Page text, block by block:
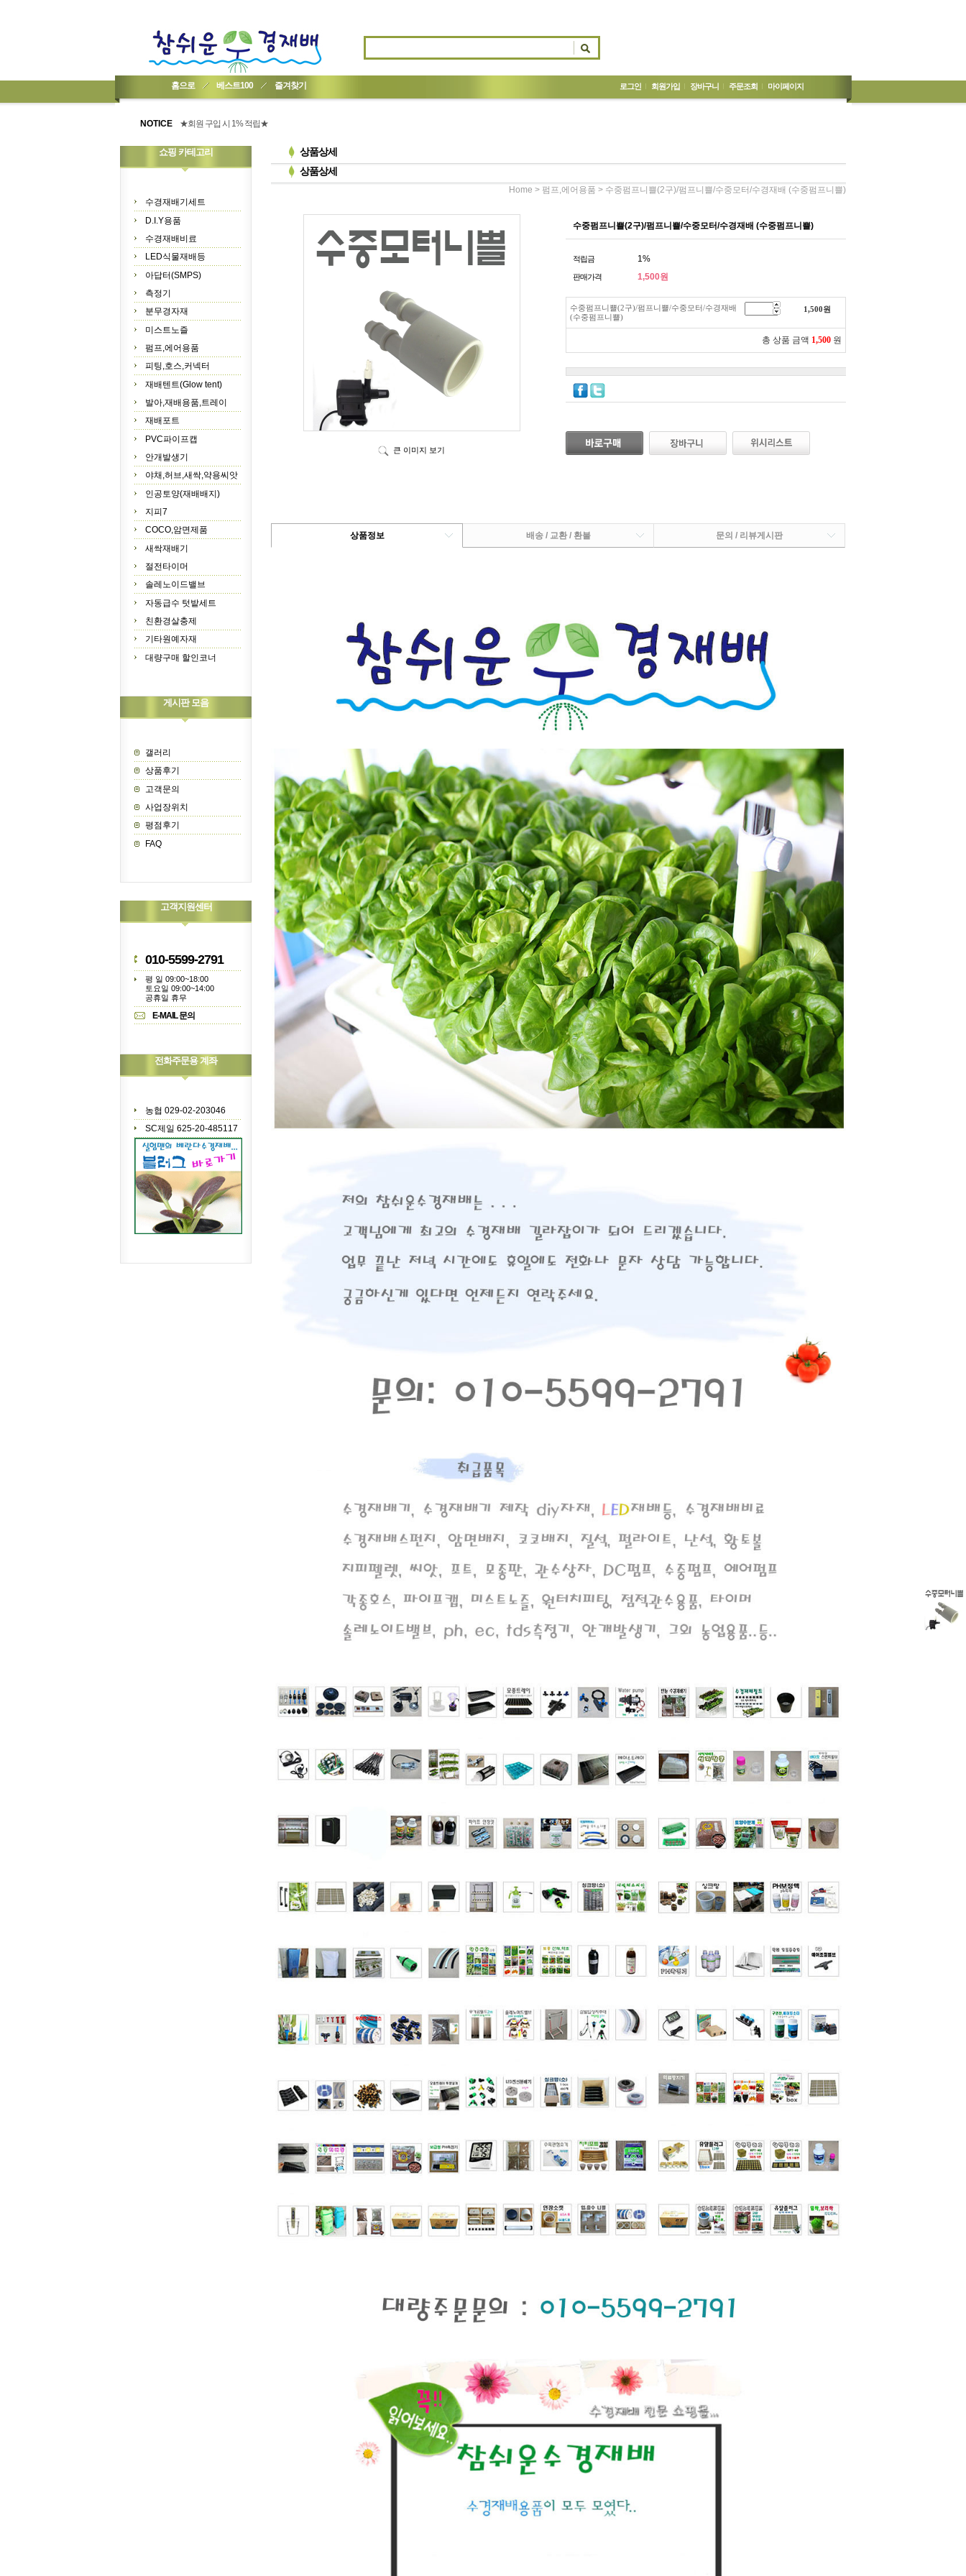
홈으로 베스트100 즐겨찾기 로그인 회원가입 장바구니 주문조회 마이페이지
NOTICE
★기업회원가입 방법..
★간편 회원가입★
쇼핑 카테고리
수경재배기세트
D.I.Y용품
수경재배비료
LED식물재배등
아답터(SMPS)
측정기
분무경자재
미스트노즐
펌프,에어용품
피팅,호스,커넥터
재배텐트(Glow tent)
발아,재배용품,트레이
재배포트
PVC파이프캡
안개발생기
야채,허브,새싹,약용씨앗
인공토양(재배배지)
지피7
COCO,암면제품
새싹재배기
절전타이머
솔레노이드밸브
자동급수 텃밭세트
친환경살충제
기타원예자재
대량구매 할인코너
게시판 모음
갤러리
상품후기
고객문의
사업장위치
평점후기
FAQ
고객지원센터
010-5599-2791
평 일 09:00~18:00
토요일 09:00~14:00
공휴일 휴무
E-MAIL 문의
전화주문용 계좌
농협 029-02-203046
SC제일 625-20-485117
상품상세
상품상세
Home > 펌프,에어용품 > 수중펌프니쁠(2구)/펌프니쁠/수중모터/수경재배 (수중펌프니쁠)
큰 이미지 보기
수중펌프니쁠(2구)/펌프니쁠/수중모터/수경재배 (수중펌프니쁠)
적립금 1%
판매가격 1,500원
수중펌프니쁠(2구)/펌프니쁠/수중모터/수경재배
(수중펌프니쁠)
1,500원
총 상품 금액 1,500 원
상품정보 배송 / 교환 / 환불 문의 / 리뷰게시판